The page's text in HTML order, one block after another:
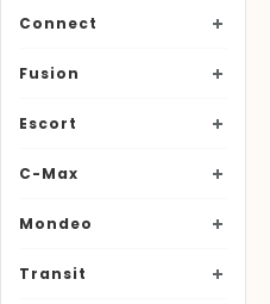
Connect
Fusion
Escort
C-Max
Mondeo
Transit